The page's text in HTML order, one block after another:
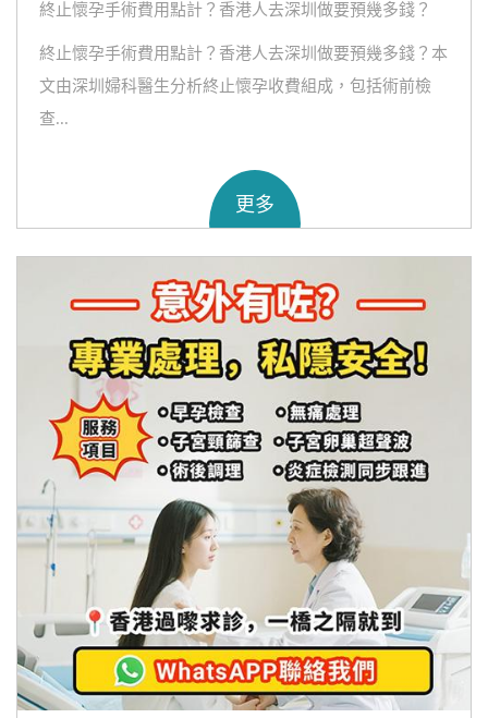
終止懷孕手術費用點計？香港人去深圳做要預幾多錢？
終止懷孕手術費用點計？香港人去深圳做要預幾多錢？本
文由深圳婦科醫生分析終止懷孕收費組成，包括術前檢
查...
更多